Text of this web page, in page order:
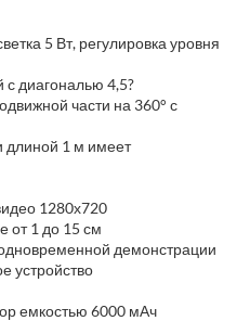
5 Вт, регулировка уровня
диагональю 4,5?
части на 360° с
длиной 1 м имеет
1280х720
от 1 до 15 см
демонстрации
устройство
емкостью 6000 мАч